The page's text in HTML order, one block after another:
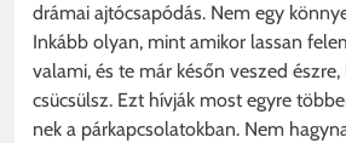
drámai ajtócsapódás. Nem egy
Inkább olyan, mint amikor lassan
valami, és te már későn veszed
csücsülsz. Ezt hívják most egyre
nek a párkapcsolatokban. Nem